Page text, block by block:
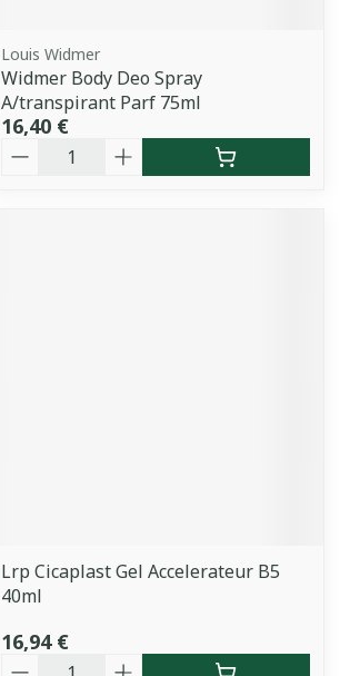
Louis Widmer
Widmer Body Deo Spray
A/transpirant Parf 75ml
16,40 €
Quantité
Lrp Cicaplast Gel Accelerateur B5
40ml
16,94 €
Quantité